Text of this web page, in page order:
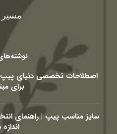
مسیر
اصطلاحات تخصصی دنیای پیپ
برای
سایز مناسب پیپ | راهنمای